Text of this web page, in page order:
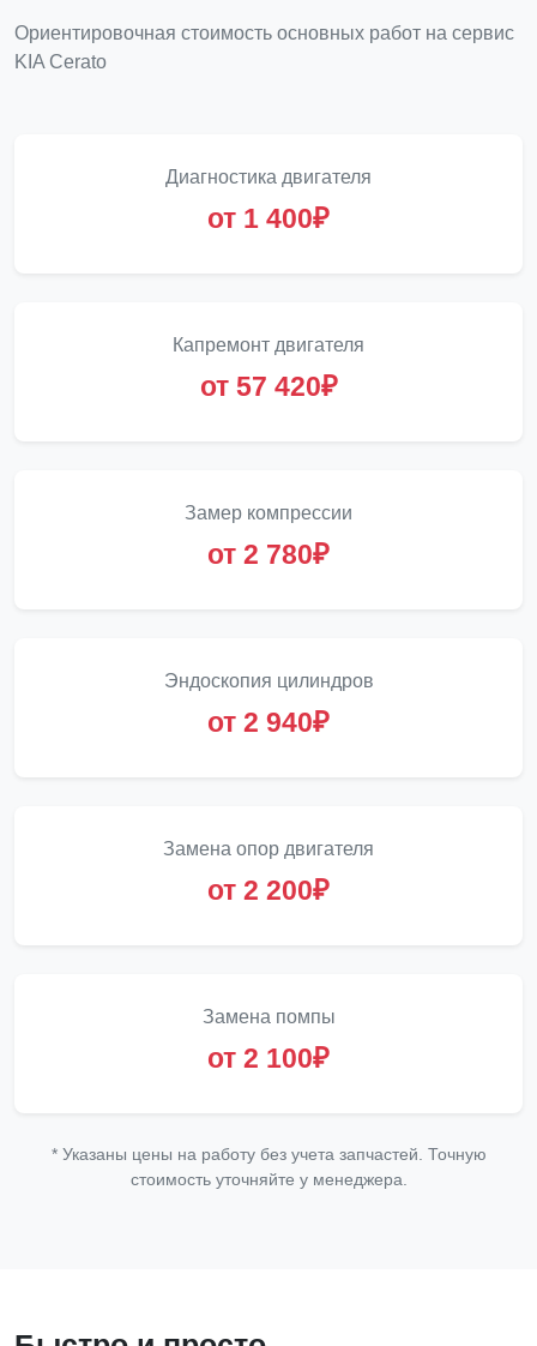
Ориентировочная стоимость основных работ на сервис
KIA Cerato
Диагностика двигателя
от 1 400₽
Капремонт двигателя
от 57 420₽
Замер компрессии
от 2 780₽
Эндоскопия цилиндров
от 2 940₽
Замена опор двигателя
от 2 200₽
Замена помпы
от 2 100₽
* Указаны цены на работу без учета запчастей. Точную
стоимость уточняйте у менеджера.